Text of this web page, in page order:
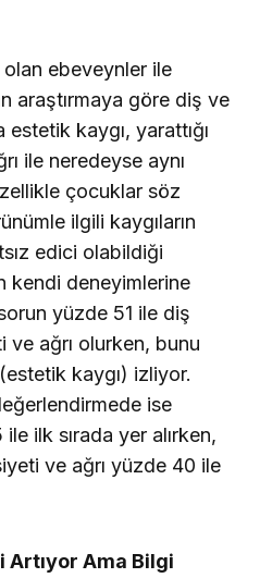
olan ebeveynler ile
araştırmaya göre diş ve
estetik kaygı, yarattığı
ile neredeyse aynı
çocuklar söz
ilgili kaygıların
edici olabildiği
kendi deneyimlerine
yüzde 51 ile diş
ağrı olurken, bunu
kaygı) izliyor.
ise
ilk sırada yer alırken,
ve ağrı yüzde 40 ile
Ama Bilgi